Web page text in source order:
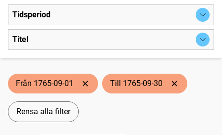
Tidsperiod
Titel
Från 1765-09-01 Till 1765-09-30
Rensa alla filter